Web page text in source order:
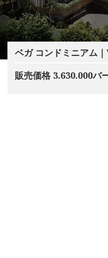
ベガ コンドミニアム
販売価格 3.630.000バ